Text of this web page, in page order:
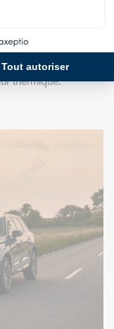
elle permet de
100 % électrique,
thermique.